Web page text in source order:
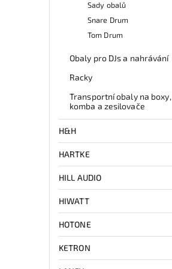
Sady obalů
Snare Drum
Tom Drum
Obaly pro DJs a nahrávání
Racky
Transportní obaly na boxy,
komba a zesilovače
H&H
HARTKE
HILL AUDIO
HIWATT
HOTONE
KETRON